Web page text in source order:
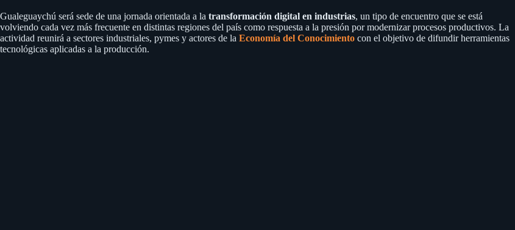
Gualeguaychú será sede de una jornada orientada a la transformación digital en industrias, un tipo de encuentro que se está
volviendo cada vez más frecuente en distintas regiones del país como respuesta a la presión por modernizar procesos productivos. La
actividad reunirá a sectores industriales, pymes y actores de la Economía del Conocimiento con el objetivo de difundir herramientas
tecnológicas aplicadas a la producción.